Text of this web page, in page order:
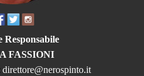
Responsabile
FASSIONI
direttore@nerospinto.it